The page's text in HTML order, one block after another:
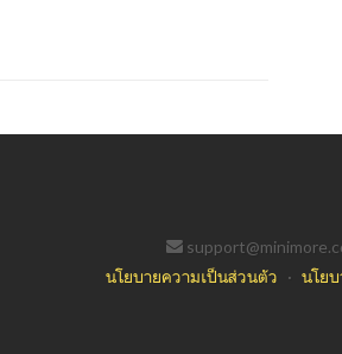
นโยบายความเป็นส่วนตัว · นโยบ